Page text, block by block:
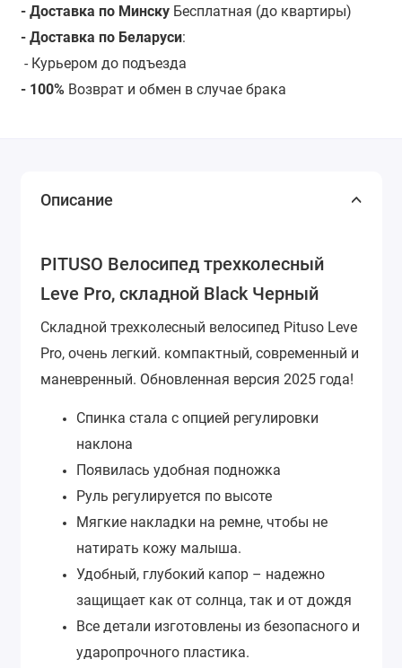
- Доставка по МинскуБесплатная (до квартиры)
- Доставка по Беларуси:
- Курьером до подъезда
- 100% Возврат и обмен в случае брака
Описание
PITUSO Велосипед трехколесный
Leve Pro, складной Black Черный
Складной трехколесный велосипед Pituso Leve
Pro, очень легкий. компактный, современный и
маневренный. Обновленная версия 2025 года!
Спинка стала с опцией регулировки
наклона
Появилась удобная подножка
Руль регулируется по высоте
Мягкие накладки на ремне, чтобы не
натирать кожу малыша.
Удобный, глубокий капор – надежно
защищает как от солнца, так и от дождя
Все детали изготовлены из безопасного и
ударопрочного пластика.